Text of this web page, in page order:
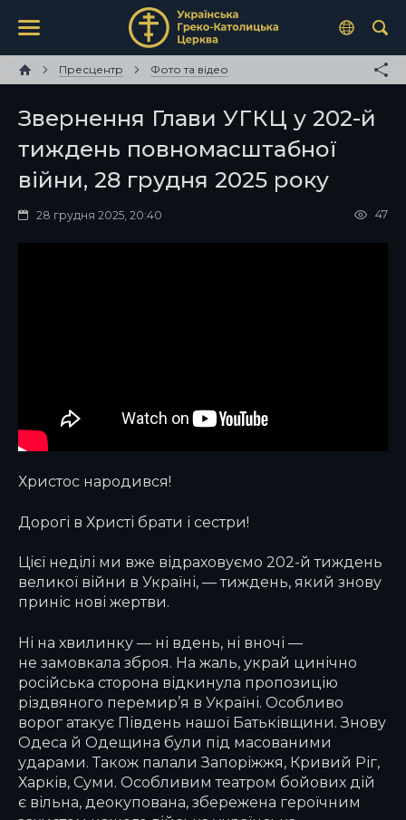
Пресцентр Фото та відео
Звернення Глави УГКЦ у 202-й
тиждень повномасштабної
війни, 28 грудня 2025 року
28 грудня 2025, 20:40 47
Христос народився!
Дорогі в Христі брати і сестри!
Цієї неділі ми вже відраховуємо 202-й тиждень
великої війни в Україні, — тиждень, який знову
приніс нові жертви.
Ні на хвилинку — ні вдень, ні вночі —
не замовкала зброя. На жаль, украй цинічно
російська сторона відкинула пропозицію
різдвяного перемир’я в Україні. Особливо
ворог атакує Південь нашої Батьківщини. Знову
Одеса й Одещина були під масованими
ударами. Також палали Запоріжжя, Кривий Ріг,
Харків, Суми. Особливим театром бойових дій
є вільна, деокупована, збережена героїчним